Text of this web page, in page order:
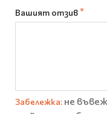
Вашият отзив
Забележка: не